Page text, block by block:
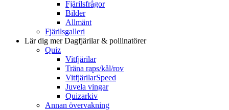
Fjärilsfrågor
Bilder
Allmänt
Fjärilsgalleri
Lär dig merDagfjärilar & pollinatörer
Quiz
Vitfjärilar
Träna raps/kål/rov
VitfjärilarSpeed
Juvela vingar
Quizarkiv
Annan övervakning